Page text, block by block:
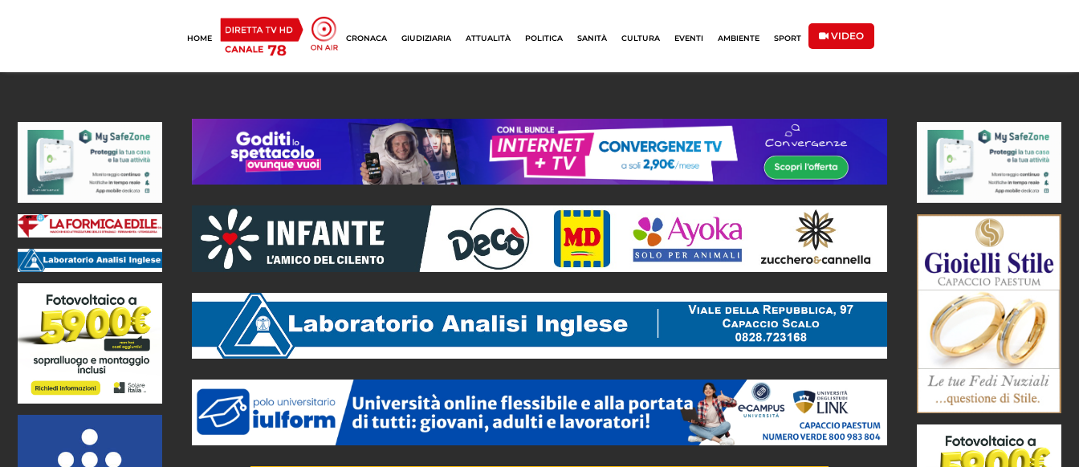
HOME CRONACA GIUDIZIARIA ATTUALITÀ POLITICA SANITÀ CULTURA EVENTI AMBIENTE SPORT VIDEO